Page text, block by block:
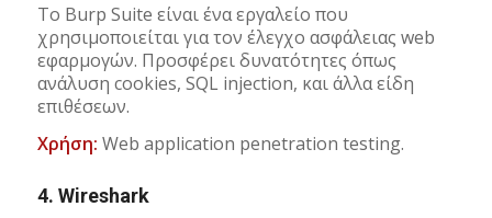
Το Burp Suite είναι ένα εργαλείο που
χρησιμοποιείται για τον έλεγχο ασφάλειας web
εφαρμογών. Προσφέρει δυνατότητες όπως
ανάλυση cookies, SQL injection, και άλλα είδη
επιθέσεων.
Χρήση: Web application penetration testing.
4. Wireshark